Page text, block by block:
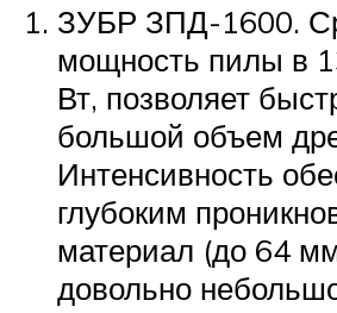
ЗУБР ЗПД-1600.
мощность пилы в
Вт, позволяет
большой объем
Интенсивность
глубоким
материал (до 64
довольно